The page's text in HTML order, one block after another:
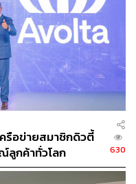
รือข่ายสมาชิกดิวตี้
ลูกค้าทั่วโลก
630